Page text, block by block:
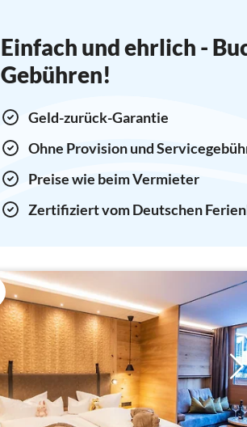
Einfach und ehrlich -
Gebühren!
Geld-zurück-Garantie
Ohne Provision und
Preise wie beim Vermieter
Zertifiziert vom Deutschen